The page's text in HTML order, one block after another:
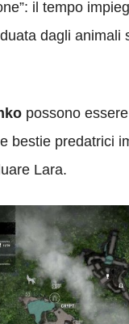
il tempo
dagli animali
possono
bestie predatrici
Lara.